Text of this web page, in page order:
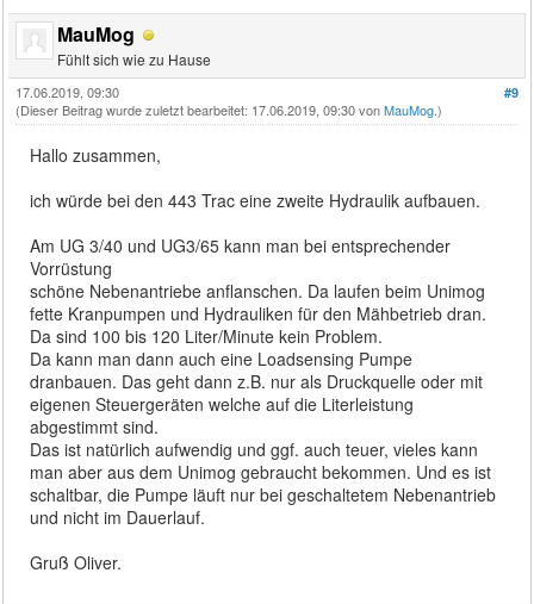
MauMog
Fühlt sich wie zu Hause
#9
17.06.2019, 09:30
(Dieser Beitrag wurde zuletzt bearbeitet: 17.06.2019, 09:30 vonMauMog.)
Hallo zusammen,
ich würde bei den 443 Trac eine zweite Hydraulik aufbauen.
Am UG 3/40 und UG3/65 kann man bei entsprechender
Vorrüstung
schöne Nebenantriebe anflanschen. Da laufen beim Unimog
fette Kranpumpen und Hydrauliken für den Mähbetrieb dran.
Da sind 100 bis 120 Liter/Minute kein Problem.
Da kann man dann auch eine Loadsensing Pumpe
dranbauen. Das geht dann z.B. nur als Druckquelle oder mit
eigenen Steuergeräten welche auf die Literleistung
abgestimmt sind.
Das ist natürlich aufwendig und ggf. auch teuer, vieles kann
man aber aus dem Unimog gebraucht bekommen. Und es ist
schaltbar, die Pumpe läuft nur bei geschaltetem Nebenantrieb
und nicht im Dauerlauf.
Gruß Oliver.